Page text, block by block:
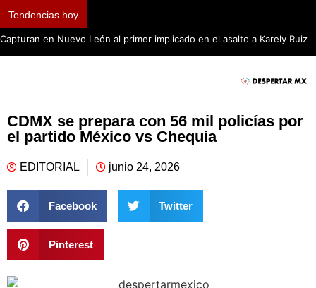
Tendencias hoy
Capturan en Nuevo León al primer implicado en el asalto a Karely Ruiz
CDMX se prepara con 56 mil policías por
el partido México vs Chequia
EDITORIAL junio 24, 2026
Facebook Twitter
Pinterest